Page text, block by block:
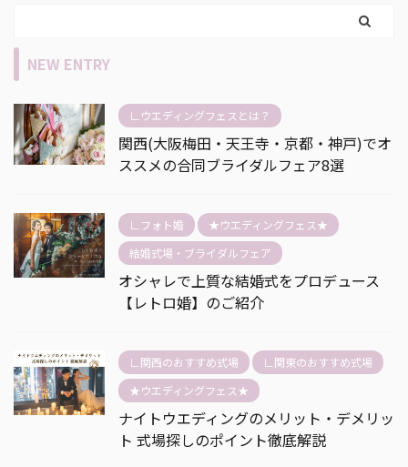
NEW ENTRY
∟ウエディングフェスとは？
関西(大阪梅田・天王寺・京都・神戸)でオ
ススメの合同ブライダルフェア8選
∟フォト婚
★ウエディングフェス★
結婚式場・ブライダルフェア
オシャレで上質な結婚式をプロデュース
【レトロ婚】のご紹介
∟関西のおすすめ式場
∟関東のおすすめ式場
★ウエディングフェス★
ナイトウエディングのメリット・デメリッ
ト 式場探しのポイント徹底解説